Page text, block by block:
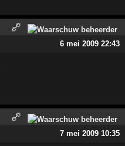
6 mei 2009 22:43
7 mei 2009 10:35